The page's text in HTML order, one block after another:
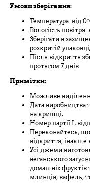
Умови зберігання:
Температура: від
Вологість повітря:
Зберігати в
розкритій упаковці;
Після відкриття
протягом 7 днів.
Примітки:
Можливе
Дата виробництва
на кришці;
Номер партії L
Переконайтесь, що
відкриття, інакше
Усі джеми
веганського
домашніх фруктів
млинців, вафель,